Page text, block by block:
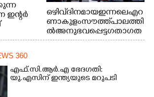
ഇന്റർ
200
ഓടുന്ന
ഒഴിവ് ദിനമായ ഇന്നലെ എറ
ണാകുളം സൗത്ത് പാലത്തി
ൽ അനുഭവപ്പെട്ട ഗതാഗത
ക്കുരുക്ക്
360
എഫ്.സി.ആർ.എ ഭേദഗതി:
യു.എസിന് ഇന്ത്യയുടെ മറുപടി